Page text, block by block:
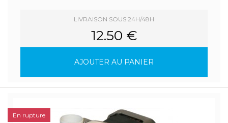
LIVRAISON SOUS 24H/48H
12.50 €
AJOUTER AU PANIER
En rupture